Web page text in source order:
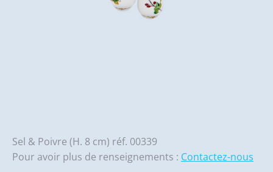
Sel & Poivre (H. 8 cm) réf. 00339
Pour avoir plus de renseignements : Contactez-nous